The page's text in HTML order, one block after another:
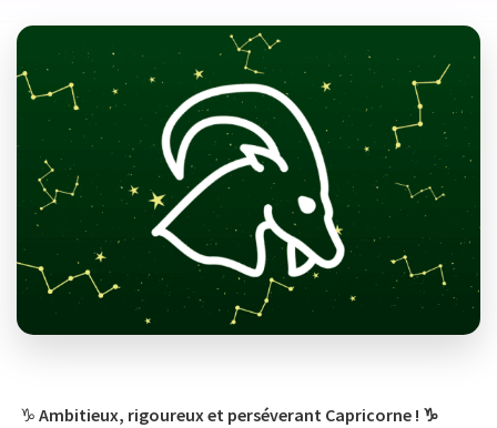
♑️ Ambitieux, rigoureux et perséverant Capricorne ! ♑️